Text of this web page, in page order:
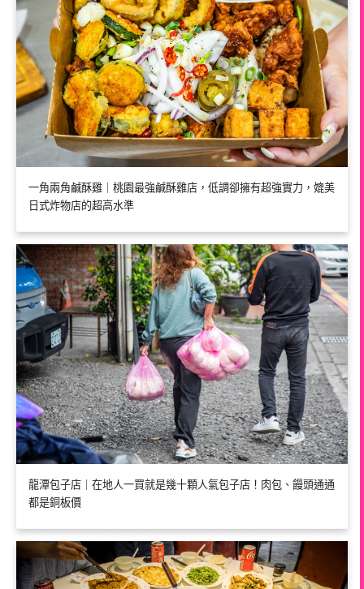
一角兩角鹹酥雞｜桃園最強鹹酥雞店，低調卻擁有超強實力，媲美
日式炸物店的超高水準
龍潭包子店｜在地人一買就是幾十顆人氣包子店！肉包、饅頭通通
都是銅板價